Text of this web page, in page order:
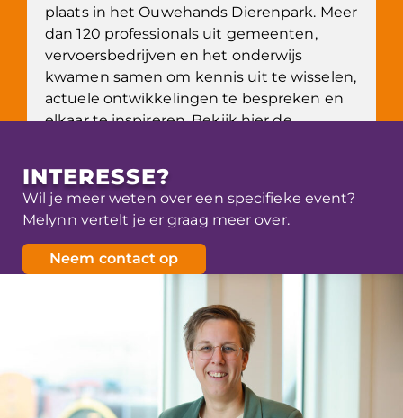
plaats in het Ouwehands Dierenpark. Meer
dan 120 professionals uit gemeenten,
vervoersbedrijven en het onderwijs
kwamen samen om kennis uit te wisselen,
actuele ontwikkelingen te bespreken en
elkaar te inspireren. Bekijk hier de
Meer info
INTERESSE?
Wil je meer weten over een specifieke event?
Melynn vertelt je er graag meer over.
Neem contact op